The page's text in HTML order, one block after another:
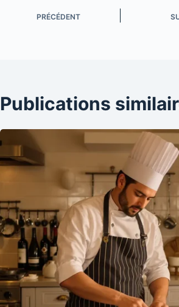
PRÉCÉDENT
Publications